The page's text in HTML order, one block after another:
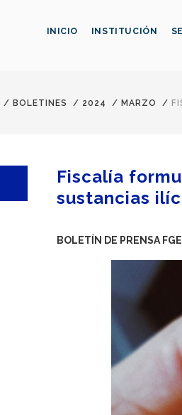
INICIO INSTITUCIÓN
/ BOLETINES / 2024 / MARZO /
Fiscalía
sustancias
BOLETÍN DE PRENSA